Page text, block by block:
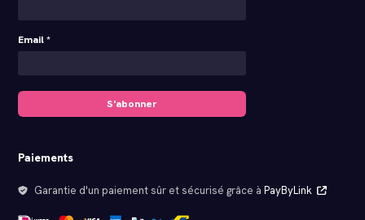
Email *
S'abonner
Paiements
Garantie d'un paiement sûr et sécurisé grâce àPayByLink